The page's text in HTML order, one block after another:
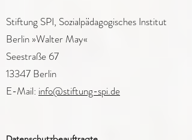
Stiftung SPI, Sozialpädagogisches Institut
Berlin »Walter May«
Seestraße 67
13347 Berlin
E-Mail: info@stiftung-spi.de